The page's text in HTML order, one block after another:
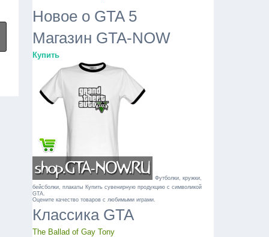
Новое о GTA 5
Магазин GTA-NOW
Купить
Футболки, кружки,
бейсболки, плакаты Купить сувенирную продукцию с символикой
GTA.
Оцените качество товаров с любимыми играми.
Классика GTA
The Ballad of Gay Tony